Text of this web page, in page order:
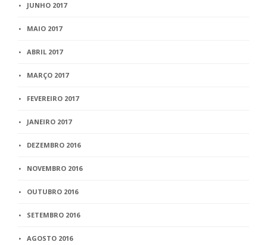
JUNHO 2017
MAIO 2017
ABRIL 2017
MARÇO 2017
FEVEREIRO 2017
JANEIRO 2017
DEZEMBRO 2016
NOVEMBRO 2016
OUTUBRO 2016
SETEMBRO 2016
AGOSTO 2016